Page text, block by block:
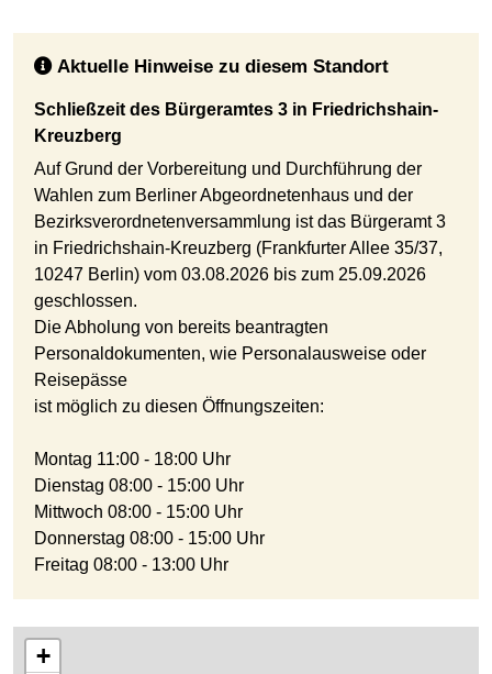
Aktuelle Hinweise zu diesem Standort
Schließzeit des Bürgeramtes 3 in Friedrichshain-
Kreuzberg
Auf Grund der Vorbereitung und Durchführung der
Wahlen zum Berliner Abgeordnetenhaus und der
Bezirksverordnetenversammlung ist das Bürgeramt 3
in Friedrichshain-Kreuzberg (Frankfurter Allee 35/37,
10247 Berlin) vom 03.08.2026 bis zum 25.09.2026
geschlossen.
Die Abholung von bereits beantragten
Personaldokumenten, wie Personalausweise oder
Reisepässe
ist möglich zu diesen Öffnungszeiten:
Montag 11:00 - 18:00 Uhr
Dienstag 08:00 - 15:00 Uhr
Mittwoch 08:00 - 15:00 Uhr
Donnerstag 08:00 - 15:00 Uhr
Freitag 08:00 - 13:00 Uhr
+